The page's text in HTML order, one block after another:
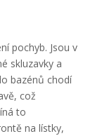
pochyb. Jsou v
skluzavky a
bazénů chodí
což
to
na lístky,